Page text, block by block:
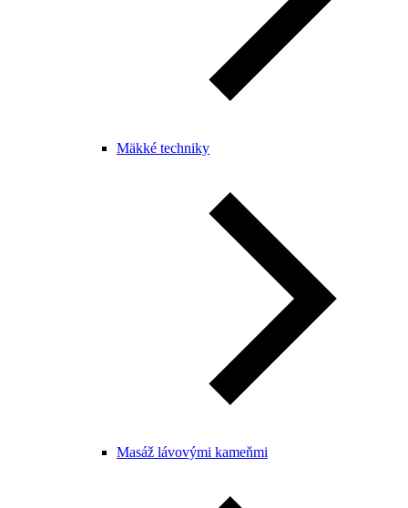
Mäkké techniky
Masáž lávovými kameňmi